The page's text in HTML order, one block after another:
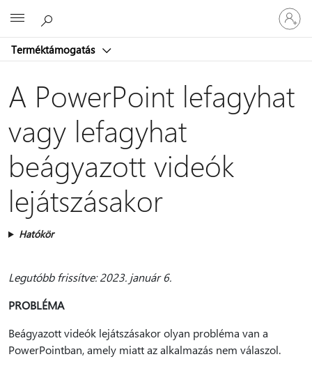
Terméktámogatás
be
a
A PowerPoint lefagyhat
vagy lefagyhat
beágyazott videók
lejátszásakor
Hatókör
Legutóbb frissítve: 2023. január 6.
PROBLÉMA
Beágyazott videók lejátszásakor olyan probléma van a
PowerPointban, amely miatt az alkalmazás nem válaszol.